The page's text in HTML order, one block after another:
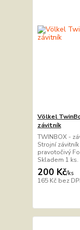
Völkel
závitník
TWINBOX -
Strojní
pravotočivý
Skladem 1 ks.
200 Kč/ks
165 Kč bez